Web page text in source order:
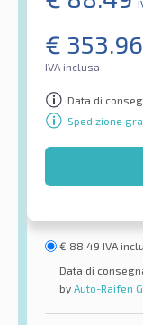
€ 353.96
IVA inclusa
Data di
Spedizione
€ 88.49 IVA
Data di
by Auto-Raifen